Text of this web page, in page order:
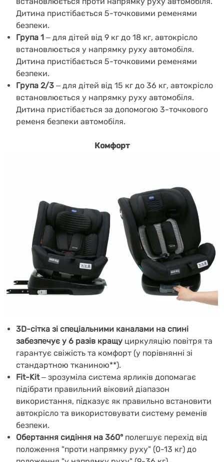
Дитина пристібається 5-точковими ременями
безпеки.
Група 1 ‒ для дітей від 9 кг до 18 кг, автокрісло
встановлюється у напрямку руху автомобіля.
Дитина пристібається 5-точковими ременями
безпеки.
Група 2/3 ‒ для дітей від 15 кг до 36 кг, автокрісло
встановлюється у напрямку руху автомобіля.
Дитина пристібається за допомогою 3-точкового
ременя безпеки автомобіля.
Комфорт
3D-сітка зі спеціальними каналами на спині
забезпечує у 6 разів кращу циркуляцію повітря та
гарантує свіжість та комфорт (у порівнянні зі
стандартною тканиною**).
Fit-Kit ‒ зрозуміла система ярликів допомагає
підібрати правильний віковий діапазон
використання, підказує як правильно встановити
автокрісло та використовувати систему ременів
безпеки.
Обертання сидіння на 360° полегшує перехід від
положення "проти напрямку руху" (0-13 кг) до